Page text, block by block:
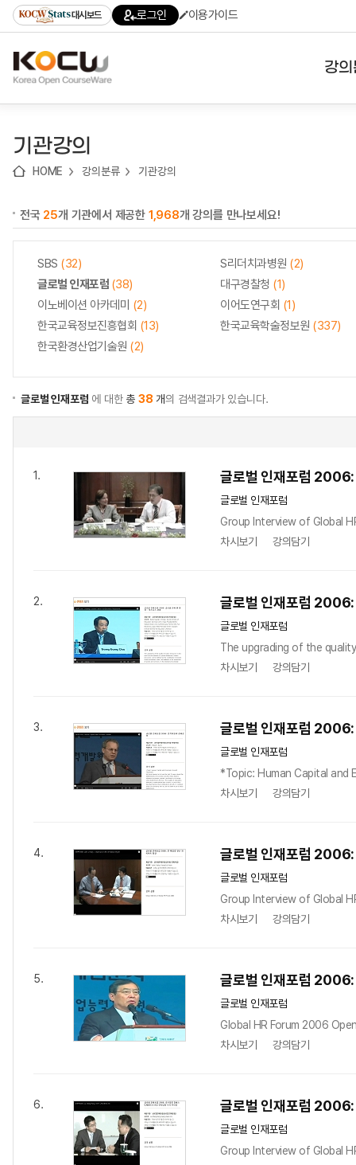
기
기
기
content)
가
대시보드 로그인 이용가이드
강
기관강의
HOME 강의분류 기관강의
전국 25개 기관에서 제공한 1,968개 강의를 만나보세요!
SBS (32) S리더치과병원 (2)
글로벌 인재포럼 (38) 대구경찰청 (1)
이노베이션 아카데미 (2) 이어도연구회 (1)
한국교육정보진흥협회 (13) 한국교육학술정보원 (337)
한국환경산업기술원 (2)
글로벌 인재포럼 에 대한총 38 개의 검색결과가 있습니다.
1. 글로벌 인재포럼
글로벌 인재포럼
Group Interview of Global
차시보기
강의담기
2. 글로벌 인재포럼 2006:
글로벌 인재포럼
The upgrading of the
차시보기
강의담기
3. 글로벌 인재포럼 2006:
글로벌 인재포럼
*Topic: Human Capital and
차시보기
강의담기
4. 글로벌 인재포럼 2006:
글로벌 인재포럼
Group Interview of Global
차시보기
강의담기
5. 글로벌 인재포럼 2006:
글로벌 인재포럼
Global HR Forum 2006
차시보기
강의담기
6. 글로벌 인재포럼
글로벌 인재포럼
Group Interview of Global